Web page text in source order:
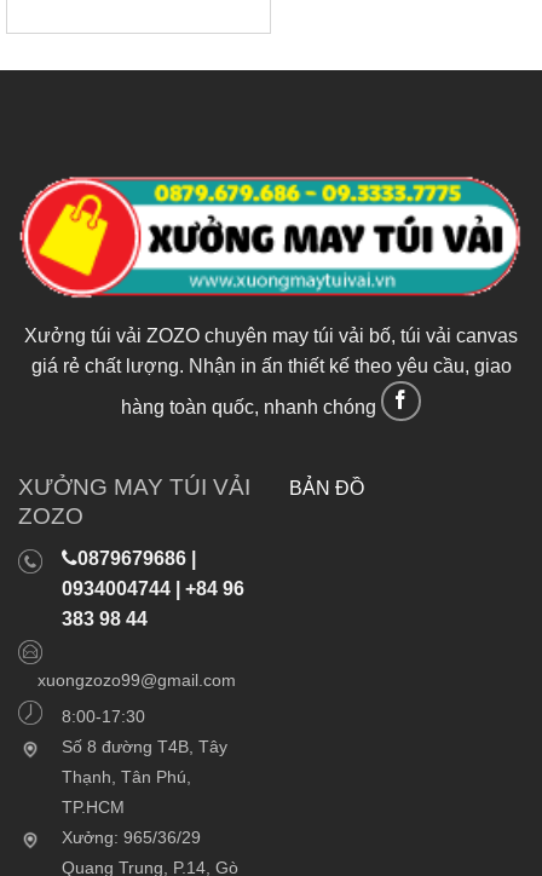
Xưởng túi vải ZOZO chuyên may túi vải bố, túi vải canvas
giá rẻ chất lượng. Nhận in ấn thiết kế theo yêu cầu, giao
hàng toàn quốc, nhanh chóng
XƯỞNG MAY TÚI VẢI
ZOZO
0879679686 |
0934004744 | +84 96
383 98 44
xuongzozo99@gmail.com
8:00-17:30
Số 8 đường T4B, Tây
Thạnh, Tân Phú,
TP.HCM
Xưởng: 965/36/29
Quang Trung, P.14, Gò
BẢN ĐỒ